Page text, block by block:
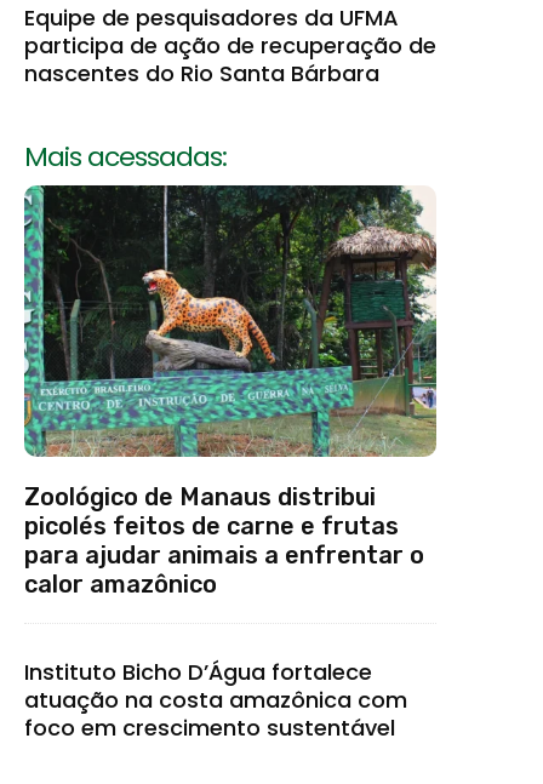
Equipe de pesquisadores da UFMA
participa de ação de recuperação de
nascentes do Rio Santa Bárbara
Mais acessadas:
Zoológico de Manaus distribui
picolés feitos de carne e frutas
para ajudar animais a enfrentar o
calor amazônico
Instituto Bicho D’Água fortalece
atuação na costa amazônica com
foco em crescimento sustentável